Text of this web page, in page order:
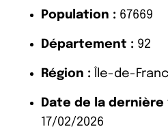
Population : 67669
Département : 92
Région : Île-de-
Date de la
17/02/2026